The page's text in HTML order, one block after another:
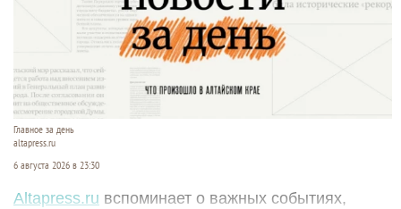
Главное за день
altapress.ru
6 августа 2026 в 23:30
Altapress.ru вспоминает о важных событиях,